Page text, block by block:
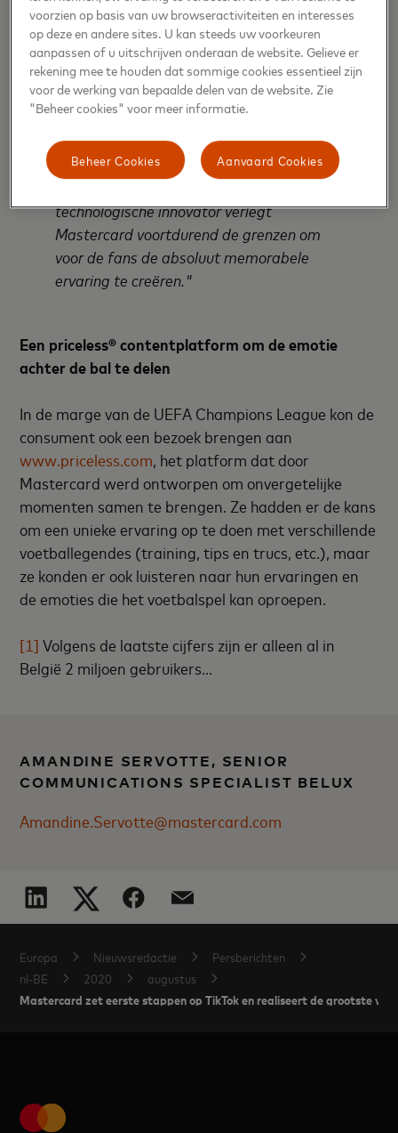
eraan herinneren dat voetbal een feest
kan zijn, dat wanneer het gedeeld wordt,
zelfs op afstand, onbetaalbaar is. Met
deze campagne wilden we de fans dichter
bij hun passie voor voetbal en hun helden
op het veld brengen, vanuit het comfort
van hun eigen huis om een onvergetelijk
moment te kunnen beleven. Als
technologische innovator verlegt
Mastercard voortdurend de grenzen om
voor de fans de absoluut memorabele
ervaring te creëren."
Een priceless® contentplatform om de emotie
achter de bal te delen
In de marge van de UEFA Champions League kon de
consument ook een bezoek brengen aan
www.priceless.com , het platform dat door
Mastercard werd ontworpen om onvergetelijke
momenten samen te brengen. Ze hadden er de kans
om een unieke ervaring op te doen met verschillende
voetballegendes (training, tips en trucs, etc.), maar
ze konden er ook luisteren naar hun ervaringen en
de emoties die het voetbalspel kan oproepen.
[1] Volgens de laatste cijfers zijn er alleen al in
België 2 miljoen gebruikers...
AMANDINE SERVOTTE, SENIOR
COMMUNICATIONS SPECIALIST BELUX
Amandine.Servotte@mastercard.com
Europa Nieuwsredactie
Persberichten
nl-BE
2020 augustus
Mastercard zet eerste stappen op TikTok en realiseert de grootste
voorzien op basis van uw browseractiviteiten en interesses
op deze en andere sites. U kan steeds uw voorkeuren
aanpassen of u uitschrijven onderaan de website. Gelieve er
rekening mee te houden dat sommige cookies essentieel zijn
voor de werking van bepaalde delen van de website. Zie
"Beheer cookies" voor meer informatie.
Aanvaard Cookies
Beheer Cookies